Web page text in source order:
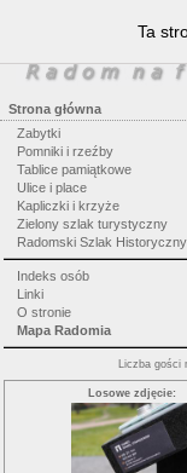
Strona główna
Zabytki
Pomniki i rzeźby
Tablice pamiątkowe
Ulice i place
Kapliczki i krzyże
Zielony szlak turystyczny
Radomski Szlak Historyczny
Indeks osób
Linki
O stronie
Mapa Radomia
Liczba gości
Losowe zdjęcie:
Ta